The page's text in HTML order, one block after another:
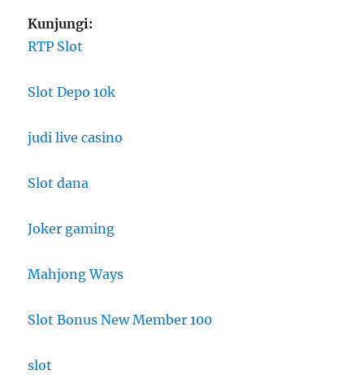
Kunjungi:
RTP Slot
Slot Depo 10k
judi live casino
Slot dana
Joker gaming
Mahjong Ways
Slot Bonus New Member 100
slot